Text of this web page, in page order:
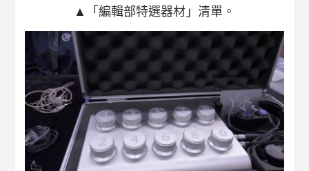
▲「編輯部特選器材」清單。